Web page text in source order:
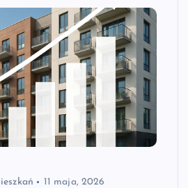
11 maja, 2026